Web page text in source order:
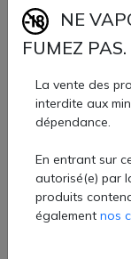
idéale pour les e-
La cartouche
Cartouches Vilter
2 unités.
Quantité
NE
FUMEZ PAS.
La vente des
interdite aux
dépendance.
En entrant sur
autorisé(e) par
produits
également nos